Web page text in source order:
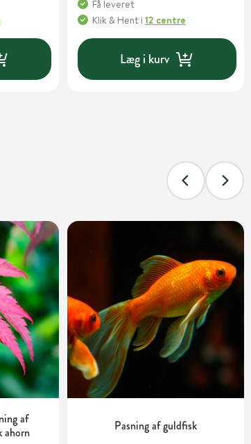
Få leveret
Klik & Hent i 12 centre
Læg i kurv
af
ahorn
Pasning af guldfisk